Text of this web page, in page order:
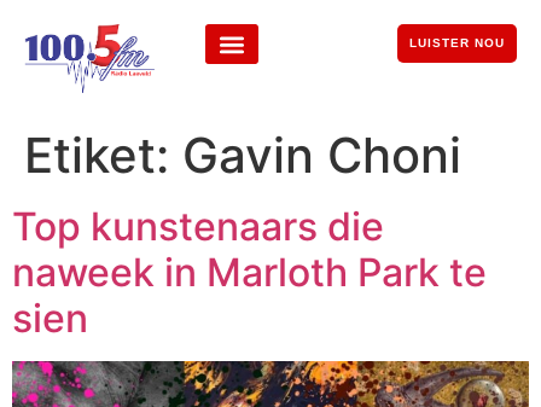
LUISTER NOU
Etiket: Gavin Choni
Top kunstenaars die
naweek in Marloth Park te
sien